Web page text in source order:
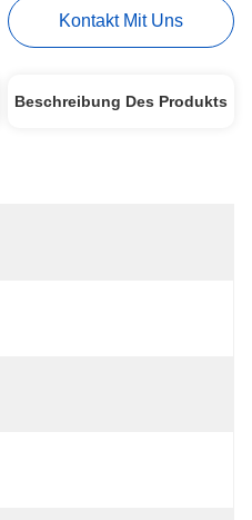
Kontakt Mit Uns
Beschreibung Des Produkts